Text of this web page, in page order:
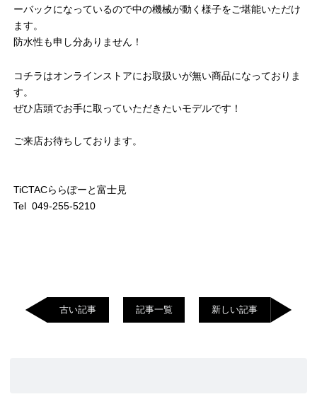
ーバックになっているので中の機械が動く様子をご堪能いただけ
ます。
防水性も申し分ありません！
コチラはオンラインストアにお取扱いが無い商品になっておりま
す。
ぜひ店頭でお手に取っていただきたいモデルです！
ご来店お待ちしております。
TiCTACららぽーと富士見
Tel 049-255-5210
古い記事 記事一覧 新しい記事